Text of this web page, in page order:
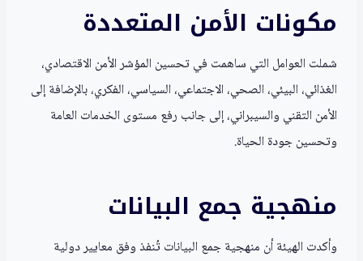
مكونات الأمن المتعددة
شملت العوامل التي ساهمت في تحسين المؤشر الأمن الاقتصادي،
الغذائي، البيئي، الصحي، الاجتماعي، السياسي، الفكري، بالإضافة إلى
الأمن التقني والسيبراني، إلى جانب رفع مستوى الخدمات العامة
وتحسين جودة الحياة.
منهجية جمع البيانات
وأكدت الهيئة أن منهجية جمع البيانات تُنفذ وفق معايير دولية